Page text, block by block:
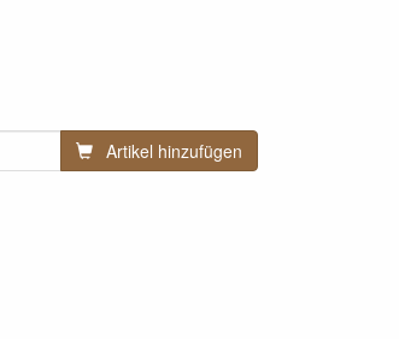
Artikel hinzufügen